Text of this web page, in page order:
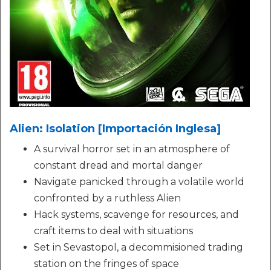
Alien: Isolation [Importación Inglesa]
A survival horror set in an atmosphere of
constant dread and mortal danger
Navigate panicked through a volatile world
confronted by a ruthless Alien
Hack systems, scavenge for resources, and
craft items to deal with situations
Set in Sevastopol, a decommisioned trading
station on the fringes of space